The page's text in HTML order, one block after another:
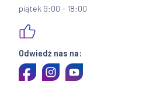
piątek 9:00 - 18:00
Odwiedź nas na: